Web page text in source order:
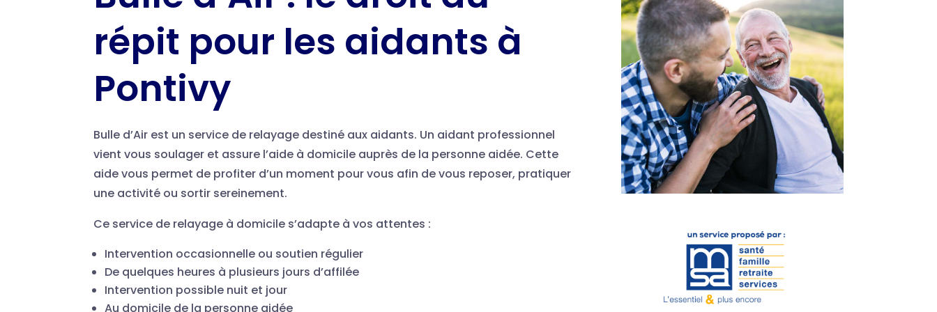
répit pour les aidants à
Pontivy
Bulle d’Air est un service de relayage destiné aux aidants. Un aidant professionnel
vient vous soulager et assure l’aide à domicile auprès de la personne aidée. Cette
aide vous permet de profiter d’un moment pour vous afin de vous reposer, pratiquer
une activité ou sortir sereinement.
Ce service de relayage à domicile s’adapte à vos attentes :
Intervention occasionnelle ou soutien régulier
De quelques heures à plusieurs jours d’affilée
Intervention possible nuit et jour
Au domicile de la personne aidée